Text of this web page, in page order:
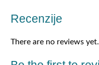
Recenzije
There are no reviews yet.